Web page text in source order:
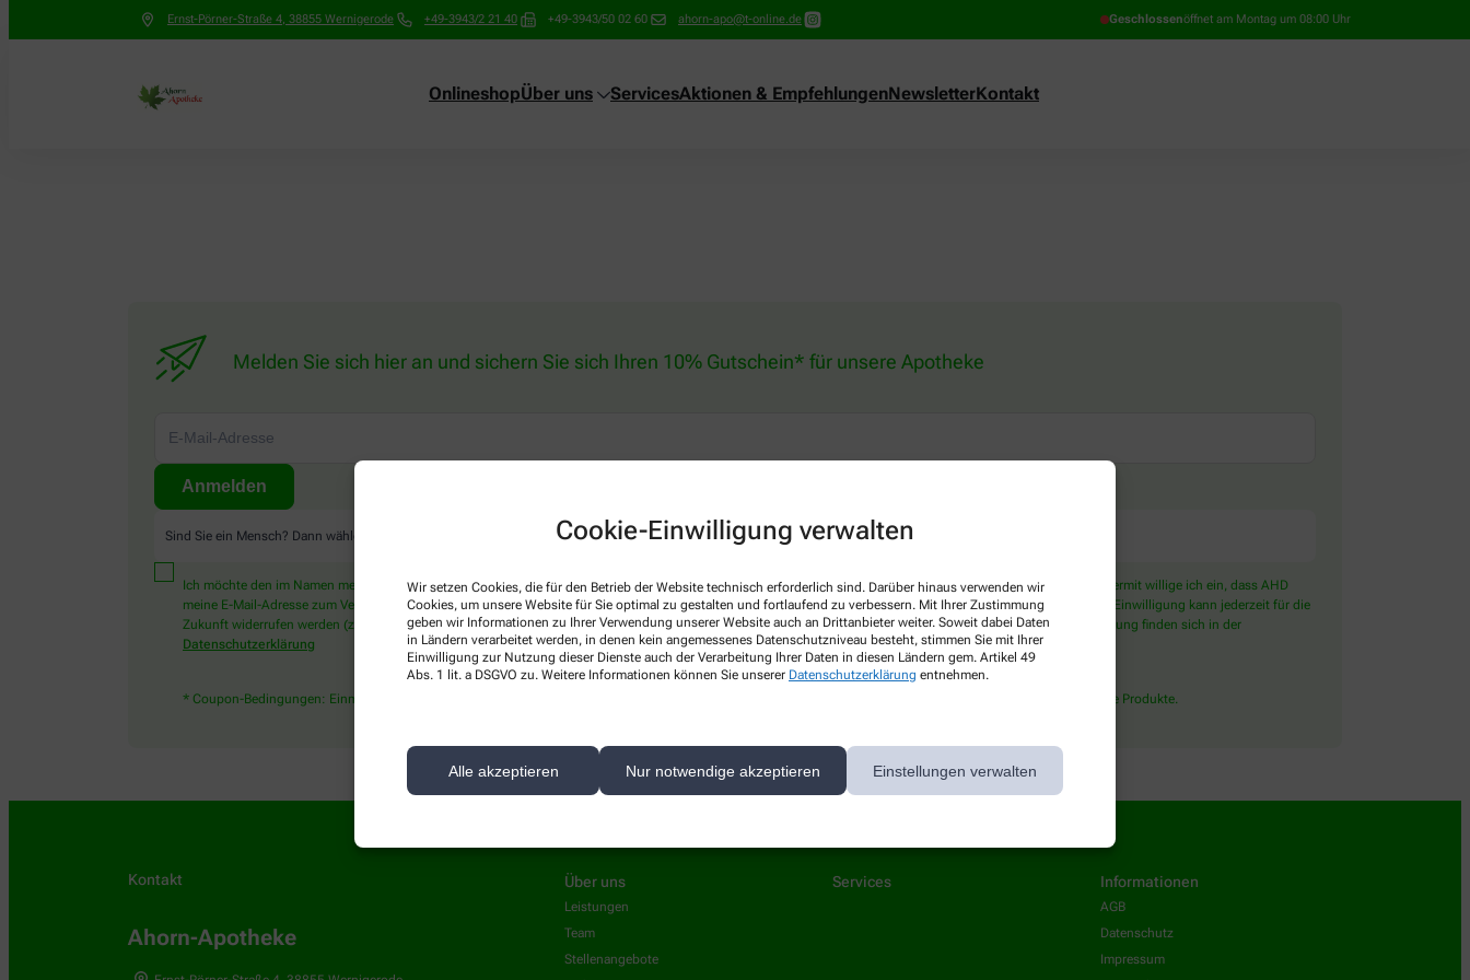
Cookie-Einwilligung verwalten
Wir setzen Cookies, die für den Betrieb der Website technisch erforderlich sind. Darüber hinaus verwenden wir
Cookies, um unsere Website für Sie optimal zu gestalten und fortlaufend zu verbessern. Mit Ihrer Zustimmung
geben wir Informationen zu Ihrer Verwendung unserer Website auch an Drittanbieter weiter. Soweit dabei Daten
in Ländern verarbeitet werden, in denen kein angemessenes Datenschutzniveau besteht, stimmen Sie mit Ihrer
Einwilligung zur Nutzung dieser Dienste auch der Verarbeitung Ihrer Daten in diesen Ländern gem. Artikel 49
Abs. 1 lit. a DSGVO zu. Weitere Informationen können Sie unserer Datenschutzerklärung entnehmen.
Alle akzeptieren Nur notwendige akzeptieren Einstellungen verwalten
Ernst-Pörner-Straße 4, 38855 Wernigerode +49-3943/2 21 40 +49-3943/50 02 60 ahorn-apo@t-online.de Geschlossenöffnet am Montag um 08:00 Uhr
OnlineshopÜber uns ServicesAktionen & EmpfehlungenNewsletterKontakt
Melden Sie sich hier an und sichern Sie sich Ihren 10% Gutschein* für unsere Apotheke
Sind Sie ein Mensch? Dann wählen Sie bitte
Ich möchte den im Namen meiner Apotheke versandten News-Service abonnieren, der von der Alliance Healthcare Deutschland GmbH (AHD) angeboten wird. Hiermit willige ich ein, dass AHD
meine E-Mail-Adresse zum Versand des News-Service verarbeitet. AHD setzt für den Versand und die Analyse des Newsletters den Dienstleister Emarsys ein. Die Einwilligung kann jederzeit für die
Zukunft widerrufen werden (z.B. über den Abmelde-Link in jedem Newsletter). Die sonstigen Kontaktmöglichkeiten dafür und weitere Angaben zur Datenverarbeitung finden sich in der
Datenschutzerklärung
* Coupon-Bedingungen: Einmalig einlösbar bis zum 31.12.2026. Mindestbestellwert: 50,00 €. Gültig auf das gesamte Sortiment, ausgeschlossen rezeptpflichtige Produkte.
Kontakt
Ahorn-Apotheke
Über uns
Leistungen
Team
Stellenangebote
Services Informationen
AGB
Datenschutz
Impressum